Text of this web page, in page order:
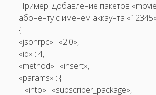
Пример. Добавление пакетов
абоненту c именем аккаунта
{
«jsonrpc» : «2.0»,
«id» : 4,
«method» : «insert»,
«params» : {
«into» : «subscriber_package»,